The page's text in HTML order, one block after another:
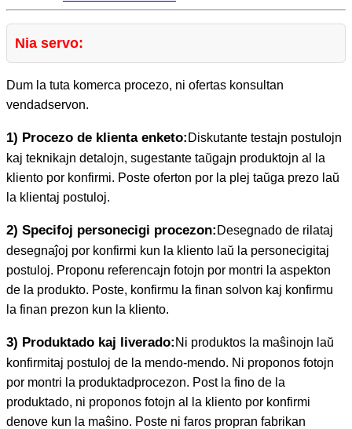
Nia servo:
Dum la tuta komerca procezo, ni ofertas konsultan
vendadservon.
1) Procezo de klienta enketo: Diskutante testajn postulojn
kaj teknikajn detalojn, sugestante taŭgajn produktojn al la
kliento por konfirmi. Poste oferton por la plej taŭga prezo laŭ
la klientaj postuloj.
2) Specifoj personecigi procezon: Desegnado de rilataj
desegnaĵoj por konfirmi kun la kliento laŭ la personecigitaj
postuloj. Proponu referencajn fotojn por montri la aspekton
de la produkto. Poste, konfirmu la finan solvon kaj konfirmu
la finan prezon kun la kliento.
3) Produktado kaj liverado: Ni produktos la maŝinojn laŭ
konfirmitaj postuloj de la mendo-mendo. Ni proponos fotojn
por montri la produktadprocezon. Post la fino de la
produktado, ni proponos fotojn al la kliento por konfirmi
denove kun la maŝino. Poste ni faros propran fabrikan